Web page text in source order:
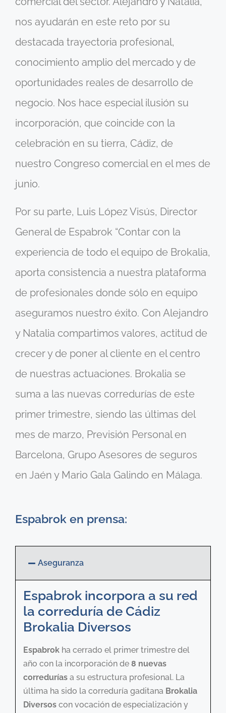
nos ayudarán en este reto por su
destacada trayectoria profesional,
conocimiento amplio del mercado y de
oportunidades reales de desarrollo de
negocio. Nos hace especial ilusión su
incorporación, que coincide con la
celebración en su tierra, Cádiz, de
nuestro Congreso comercial en el mes de
junio.
Por su parte, Luis López Visús, Director
General de Espabrok “Contar con la
experiencia de todo el equipo de Brokalia,
aporta consistencia a nuestra plataforma
de profesionales donde sólo en equipo
aseguramos nuestro éxito. Con Alejandro
y Natalia compartimos valores, actitud de
crecer y de poner al cliente en el centro
de nuestras actuaciones. Brokalia se
suma a las nuevas corredurías de este
primer trimestre, siendo las últimas del
mes de marzo, Previsión Personal en
Barcelona, Grupo Asesores de seguros
en Jaén y Mario Gala Galindo en Málaga.
Espabrok en prensa:
Aseguranza
Espabrok incorpora a su red
la correduría de Cádiz
Brokalia Diversos
Espabrok ha cerrado el primer trimestre del
año con la incorporación de 8 nuevas
corredurías a su estructura profesional. La
última ha sido la correduría gaditana Brokalia
Diversos con vocación de especialización y